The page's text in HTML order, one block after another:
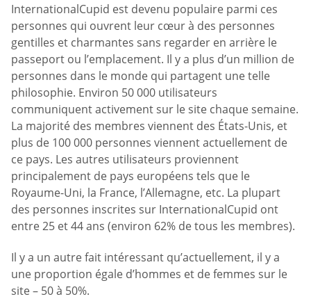
InternationalCupid est devenu populaire parmi ces
personnes qui ouvrent leur cœur à des personnes
gentilles et charmantes sans regarder en arrière le
passeport ou l’emplacement. Il y a plus d’un million de
personnes dans le monde qui partagent une telle
philosophie. Environ 50 000 utilisateurs
communiquent activement sur le site chaque semaine.
La majorité des membres viennent des États-Unis, et
plus de 100 000 personnes viennent actuellement de
ce pays. Les autres utilisateurs proviennent
principalement de pays européens tels que le
Royaume-Uni, la France, l’Allemagne, etc. La plupart
des personnes inscrites sur InternationalCupid ont
entre 25 et 44 ans (environ 62% de tous les membres).
Il y a un autre fait intéressant qu’actuellement, il y a
une proportion égale d’hommes et de femmes sur le
site – 50 à 50%.